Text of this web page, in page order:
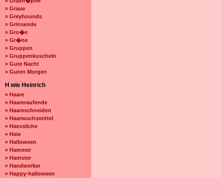
» Graue
» Greyhounds
» Grinsende
» Gro�e
» Gr�ne
» Gruppen
» Gruppenkuscheln
» Gute Nacht
» Guten Morgen
H wie Heinrich
» Haare
» Haareraufende
» Haareschneiden
» Haarwuchsmittel
» Haessliche
» Haie
» Halloween
» Hammer
» Hamster
» Handwerker
» Happy-halloween